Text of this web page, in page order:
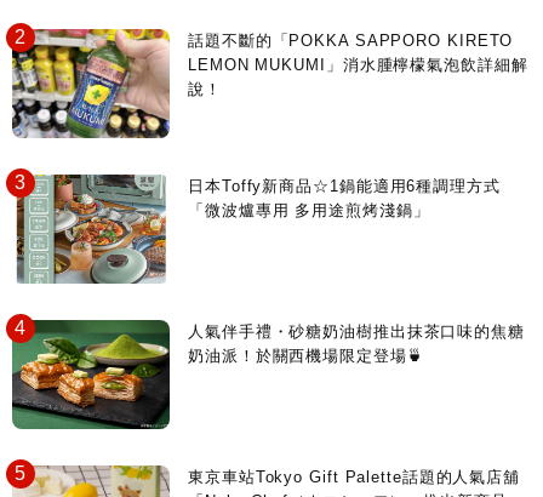
話題不斷的「POKKA SAPPORO KIRETO
LEMON MUKUMI」消水腫檸檬氣泡飲詳細解
說！
日本Toffy新商品☆1鍋能適用6種調理方式
「微波爐專用 多用途煎烤淺鍋」
人氣伴手禮・砂糖奶油樹推出抹茶口味的焦糖
奶油派！於關西機場限定登場🍵
東京車站Tokyo Gift Palette話題的人氣店舖